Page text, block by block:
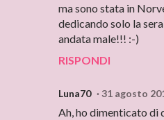
ma sono stata in
dedicando solo la
andata male!!! :-)
RISPONDI
Luna70 31 agosto
Ah, ho dimenticato di